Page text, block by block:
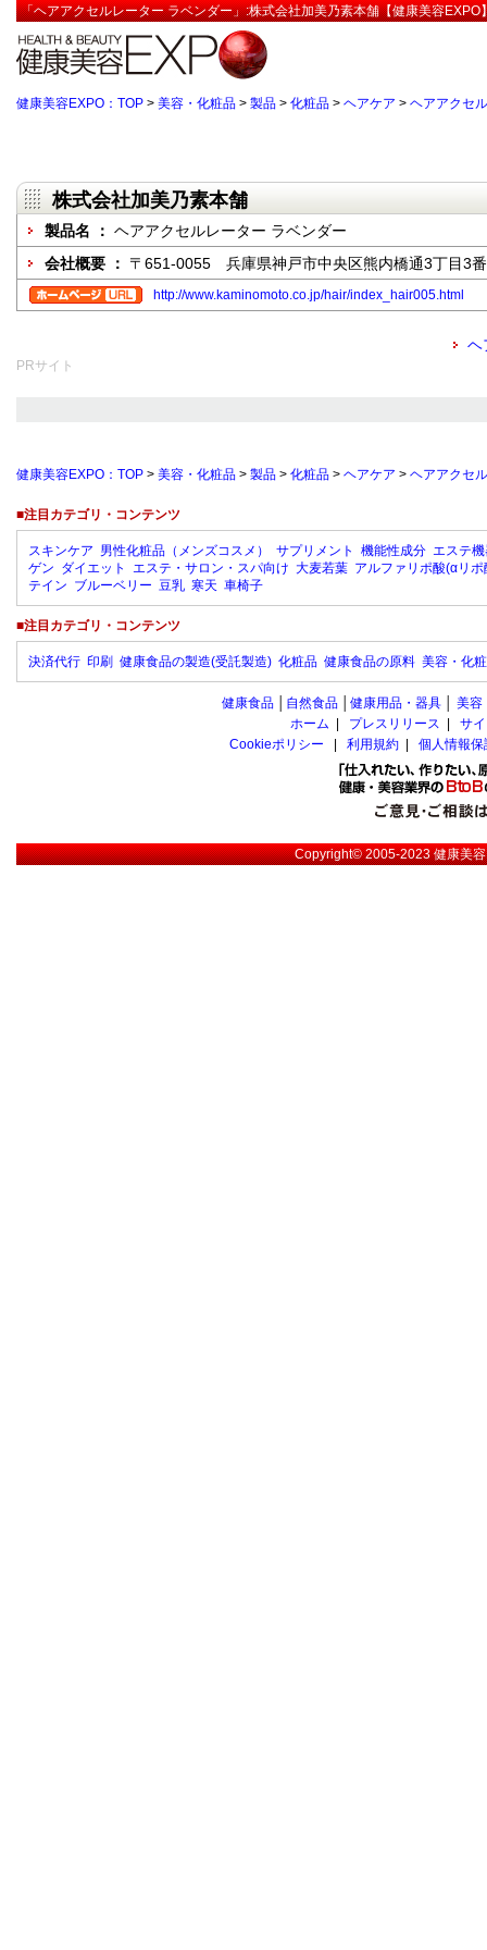
「ヘアアクセルレーター ラベンダー」:株式会社加美乃素本舗【健康美容EXPO
健康美容EXPO：TOP > 美容・化粧品 > 製品 > 化粧品 > ヘアケア > ヘアアクセ
株式会社加美乃素本舗
製品名 ： ヘアアクセルレーター ラベンダー
会社概要 ： 〒651-0055 兵庫県神戸市中央区熊内橋通3丁目3
http://www.kaminomoto.co.jp/hair/index_hair005.html
ヘ
PRサイト
健康美容EXPO：TOP > 美容・化粧品 > 製品 > 化粧品 > ヘアケア > ヘアアクセ
■注目カテゴリ・コンテンツ
スキンケア 男性化粧品（メンズコスメ） サプリメント 機能性成分 エステ
ゲン ダイエット エステ・サロン・スパ向け 大麦若葉 アルファリポ酸(αリポ
テイン ブルーベリー 豆乳 寒天 車椅子
■注目カテゴリ・コンテンツ
決済代行 印刷 健康食品の製造(受託製造) 化粧品 健康食品の原料 美容・化
健康食品 自然食品 健康用品・器具 美容
ホーム
プレスリリース
サ
Cookieポリシー
利用規約 個人情報
Copyright© 2005-2023健康美